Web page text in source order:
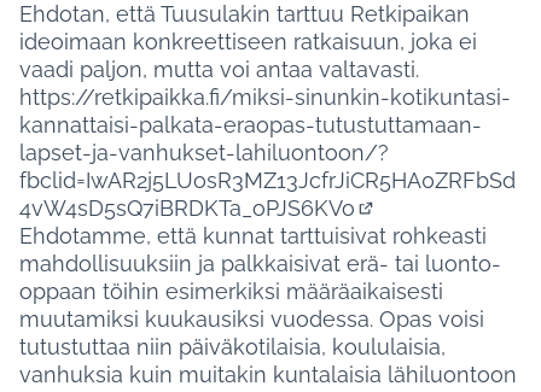
Ehdotan, että Tuusulakin tarttuu Retkipaikan
ideoimaan konkreettiseen ratkaisuun, joka ei
vaadi paljon, mutta voi antaa valtavasti.
https://retkipaikka.fi/miksi-sinunkin-kotikuntasi-
kannattaisi-palkata-eraopas-tutustuttamaan-
lapset-ja-vanhukset-lahiluontoon/?
fbclid=IwAR2j5LUosR3MZ13JcfrJiCR5HA0ZRFbSd
4vW4sD5sQ7iBRDKTa_oPJS6KVo
(Ulkoinen linkki)
Ehdotamme, että kunnat tarttuisivat rohkeasti
mahdollisuuksiin ja palkkaisivat erä- tai luonto-
oppaan töihin esimerkiksi määräaikaisesti
muutamiksi kuukausiksi vuodessa. Opas voisi
tutustuttaa niin päiväkotilaisia, koululaisia,
vanhuksia kuin muitakin kuntalaisia lähiluontoon